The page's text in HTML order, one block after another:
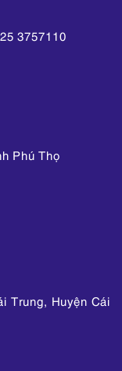
3757110
Phú Thọ
Trung, Huyện Cái